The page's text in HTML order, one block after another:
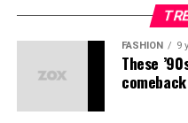
Nemo enim ipsam
aspernatur aut odit aut
FASHION 9
These